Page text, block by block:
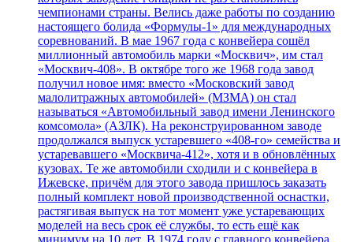
чемпионами страны. Велись даже работы по созданию
настоящего болида «Формулы-1» для международных
соревнований. В мае 1967 года с конвейера сошёл
миллионный автомобиль марки «Москвич», им стал
«Москвич-408». В октябре того же 1968 года завод
получил новое имя: вместо «Московский завод
малолитражных автомобилей» (МЗМА) он стал
называться «Автомобильный завод имени Ленинского
комсомола» (АЗЛК). На реконструированном заводе
продолжался выпуск устаревшего «408-го» семейства и
устаревавшего «Москвича-412», хотя и в обновлённых
кузовах. Те же автомобили сходили и с конвейера в
Ижевске, причём для этого завода пришлось заказать
полный комплект новой производственной оснастки,
растягивая выпуск на тот момент уже устаревающих
моделей на весь срок её службы, то есть ещё как
минимум на 10 лет. В 1974 году с главного конвейера